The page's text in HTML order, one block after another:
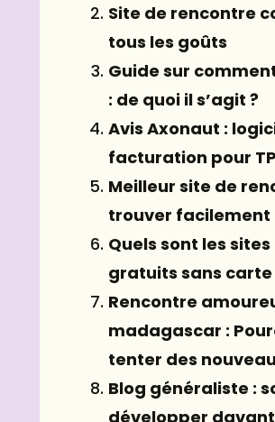
Site de rencontre
tous les goûts
Guide sur
: de quoi il s’agit ?
Avis Axonaut :
facturation pour
Meilleur site de
trouver facilement
Quels sont les
gratuits sans carte
Rencontre
madagascar :
tenter des
Blog généraliste :
développer